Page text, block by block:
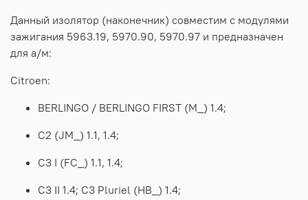
Данный изолятор (наконечник) совместим с модулями
зажигания 5963.19, 5970.90, 5970.97 и предназначен
для а/м:
Citroen:
BERLINGO / BERLINGO FIRST (M_) 1.4;
C2 (JM_) 1.1, 1.4;
C3 I (FC_) 1.1, 1.4;
C3 II 1.4; C3 Pluriel (HB_) 1.4;